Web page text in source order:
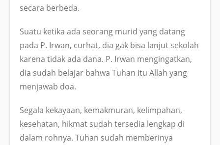
secara berbeda.
Suatu ketika ada seorang murid yang datang
pada P. Irwan, curhat, dia gak bisa lanjut sekolah
karena tidak ada dana. P. Irwan mengingatkan,
dia sudah belajar bahwa Tuhan itu Allah yang
menjawab doa.
Segala kekayaan, kemakmuran, kelimpahan,
kesehatan, hikmat sudah tersedia lengkap di
dalam rohnya. Tuhan sudah memberinya